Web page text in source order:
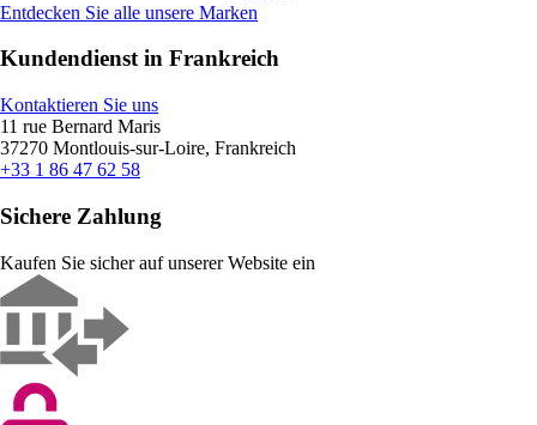
Entdecken Sie alle unsere Marken
Kundendienst in Frankreich
Kontaktieren Sie uns
11 rue Bernard Maris
37270 Montlouis-sur-Loire, Frankreich
+33 1 86 47 62 58
Sichere Zahlung
Kaufen Sie sicher auf unserer Website ein